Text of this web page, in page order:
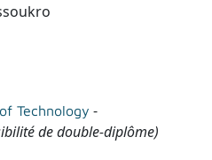
Technology -
de double-diplôme)